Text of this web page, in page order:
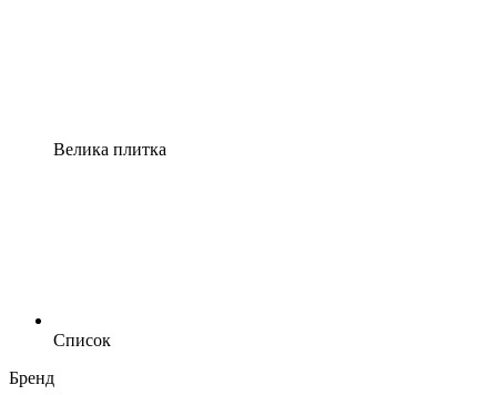
Велика плитка
Список
Бренд